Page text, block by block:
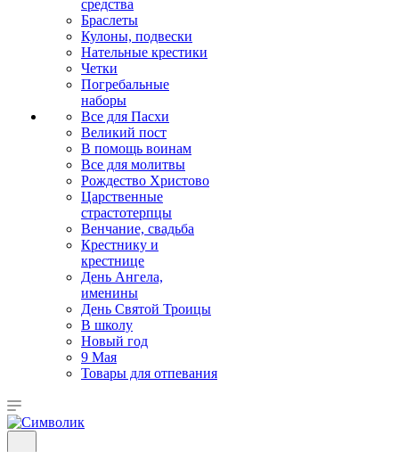
средства
Браслеты
Кулоны, подвески
Нательные крестики
Четки
Погребальные
наборы
Все для Пасхи
Великий пост
В помощь воинам
Все для молитвы
Рождество Христово
Царственные
страстотерпцы
Венчание, свадьба
Крестнику и
крестнице
День Ангела,
именины
День Святой Троицы
В школу
Новый год
9 Мая
Товары для отпевания